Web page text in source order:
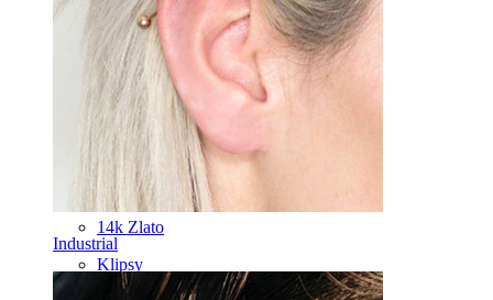
Industrial
Industrial
Mikrodermál
Helix
Ucho
Septum
14k Zlato
Klipsy